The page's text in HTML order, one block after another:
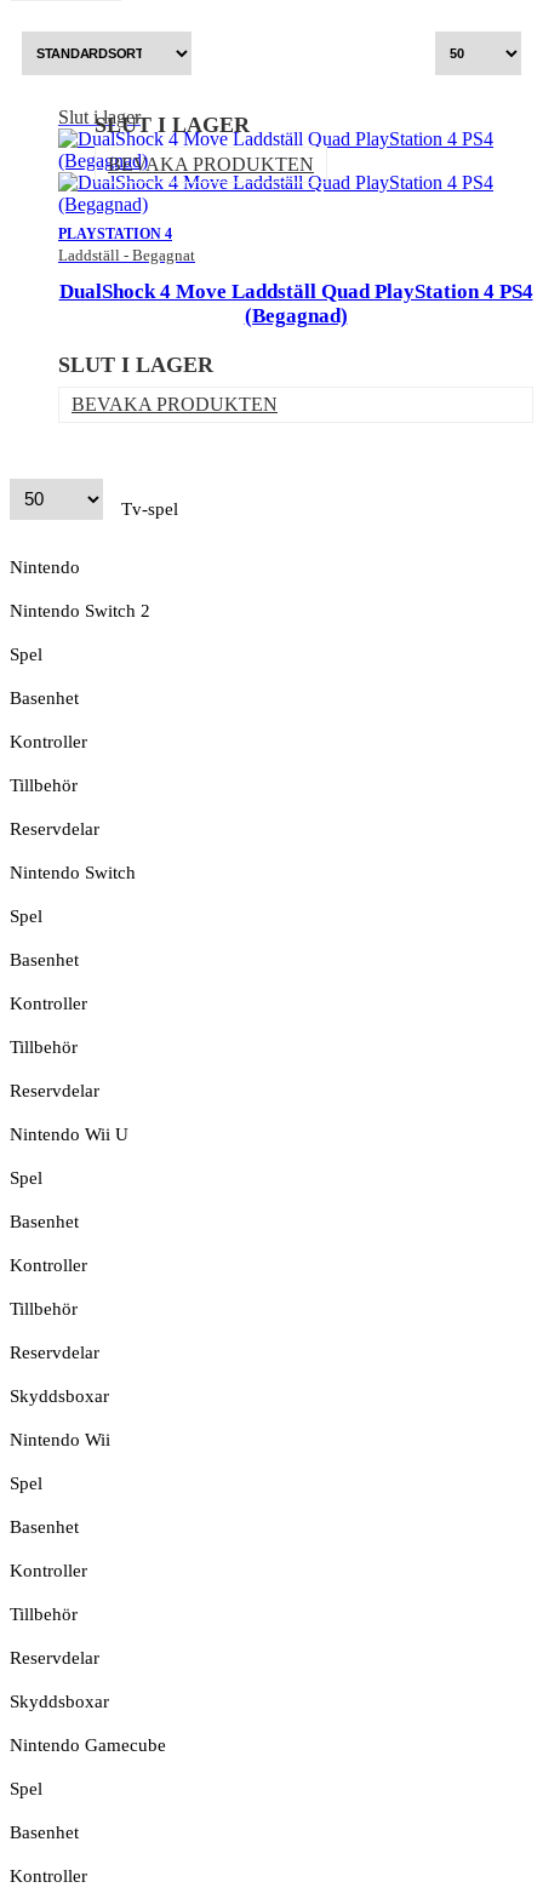
Slut i lager
PLAYSTATION 4
Laddställ - Begagnat
SLUT I LAGER
BEVAKA PRODUKTEN
DualShock 4 Move Laddställ Quad PlayStation 4 PS4
(Begagnad)
SLUT I LAGER
BEVAKA PRODUKTEN
Tv-spel
Nintendo
Nintendo Switch 2
Spel
Basenhet
Kontroller
Tillbehör
Reservdelar
Nintendo Switch
Spel
Basenhet
Kontroller
Tillbehör
Reservdelar
Nintendo Wii U
Spel
Basenhet
Kontroller
Tillbehör
Reservdelar
Skyddsboxar
Nintendo Wii
Spel
Basenhet
Kontroller
Tillbehör
Reservdelar
Skyddsboxar
Nintendo Gamecube
Spel
Basenhet
Kontroller